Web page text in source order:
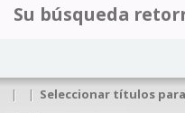
Su búsqueda
| | Seleccionar títulos